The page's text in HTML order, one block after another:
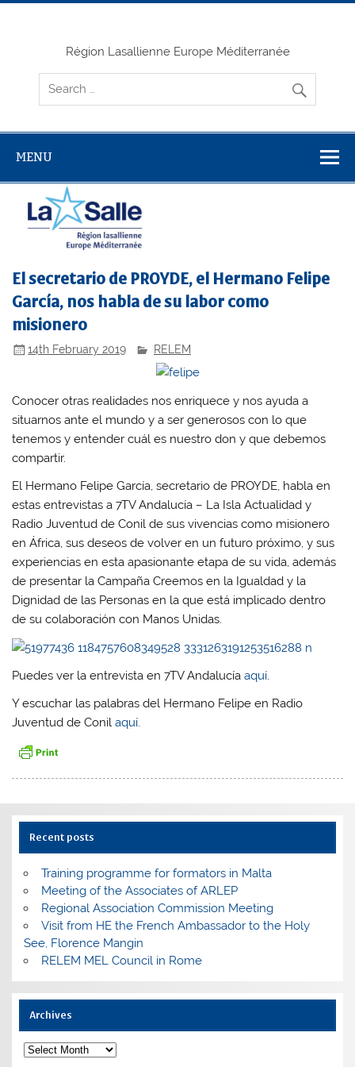
Skip
Région Lasallienne Europe Méditerranée
MENU
El secretario de PROYDE, el Hermano Felipe
García, nos habla de su labor como
misionero
14th February 2019 RELEM
Conocer otras realidades nos enriquece y nos ayuda a
situarnos ante el mundo y a ser generosos con lo que
tenemos y entender cuál es nuestro don y que debemos
compartir.
El Hermano Felipe García, secretario de PROYDE, habla en
estas entrevistas a 7TV Andalucía – La Isla Actualidad y
Radio Juventud de Conil de sus vivencias como misionero
en África, sus deseos de volver en un futuro próximo, y sus
experiencias en esta apasionante etapa de su vida, además
de presentar la Campaña Creemos en la Igualdad y la
Dignidad de las Personas en la que está implicado dentro
de su colaboración con Manos Unidas.
Puedes ver la entrevista en 7TV Andalucíaaquí.
Y escuchar las palabras del Hermano Felipe en Radio
Juventud de Conilaquí.
Recent posts
Training programme for formators in Malta
Meeting of the Associates of ARLEP
Regional Association Commission Meeting
Visit from HE the French Ambassador to the Holy
See, Florence Mangin
RELEM MEL Council in Rome
Archives
Archives